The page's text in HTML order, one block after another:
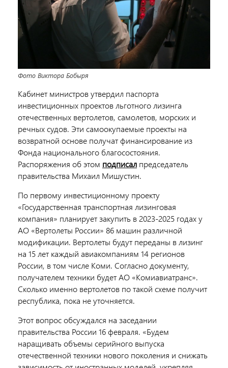
Фото Виктора Бобыря
Кабинет министров утвердил паспорта
инвестиционных проектов льготного лизинга
отечественных вертолетов, самолетов, морских и
речных судов. Эти самоокупаемые проекты на
возвратной основе получат финансирование из
Фонда национального благосостояния.
Распоряжения об этом подписал председатель
правительства Михаил Мишустин.
По первому инвестиционному проекту
«Государственная транспортная лизинговая
компания» планирует закупить в 2023-2025 годах у
АО «Вертолеты России» 86 машин различной
модификации. Вертолеты будут переданы в лизинг
на 15 лет каждый авиакомпаниям 14 регионов
России, в том числе Коми. Согласно документу,
получателем техники будет АО «Комиавиатранс».
Сколько именно вертолетов по такой схеме получит
республика, пока не уточняется.
Этот вопрос обсуждался на заседании
правительства России 16 февраля. «Будем
наращивать объемы серийного выпуска
отечественной техники нового поколения и снижать